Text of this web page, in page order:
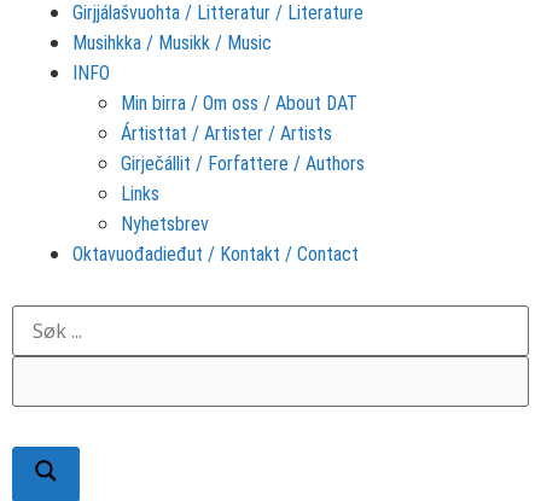
Girjjálašvuohta / Litteratur / Literature
Musihkka / Musikk / Music
INFO
Min birra / Om oss / About DAT
Ártisttat / Artister / Artists
Girječállit / Forfattere / Authors
Links
Nyhetsbrev
Oktavuođadieđut / Kontakt / Contact